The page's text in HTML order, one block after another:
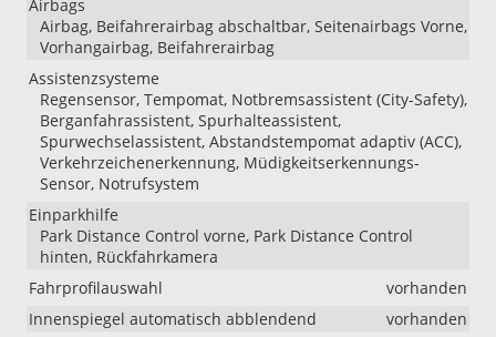
Airbags
Airbag, Beifahrerairbag abschaltbar, Seitenairbags Vorne,
Vorhangairbag, Beifahrerairbag
Assistenzsysteme
Regensensor, Tempomat, Notbremsassistent (City-Safety),
Berganfahrassistent, Spurhalteassistent,
Spurwechselassistent, Abstandstempomat adaptiv (ACC),
Verkehrzeichenerkennung, Müdigkeitserkennungs-
Sensor, Notrufsystem
Einparkhilfe
Park Distance Control vorne, Park Distance Control
hinten, Rückfahrkamera
Fahrprofilauswahl
vorhanden
Innenspiegel automatisch abblendend
vorhanden